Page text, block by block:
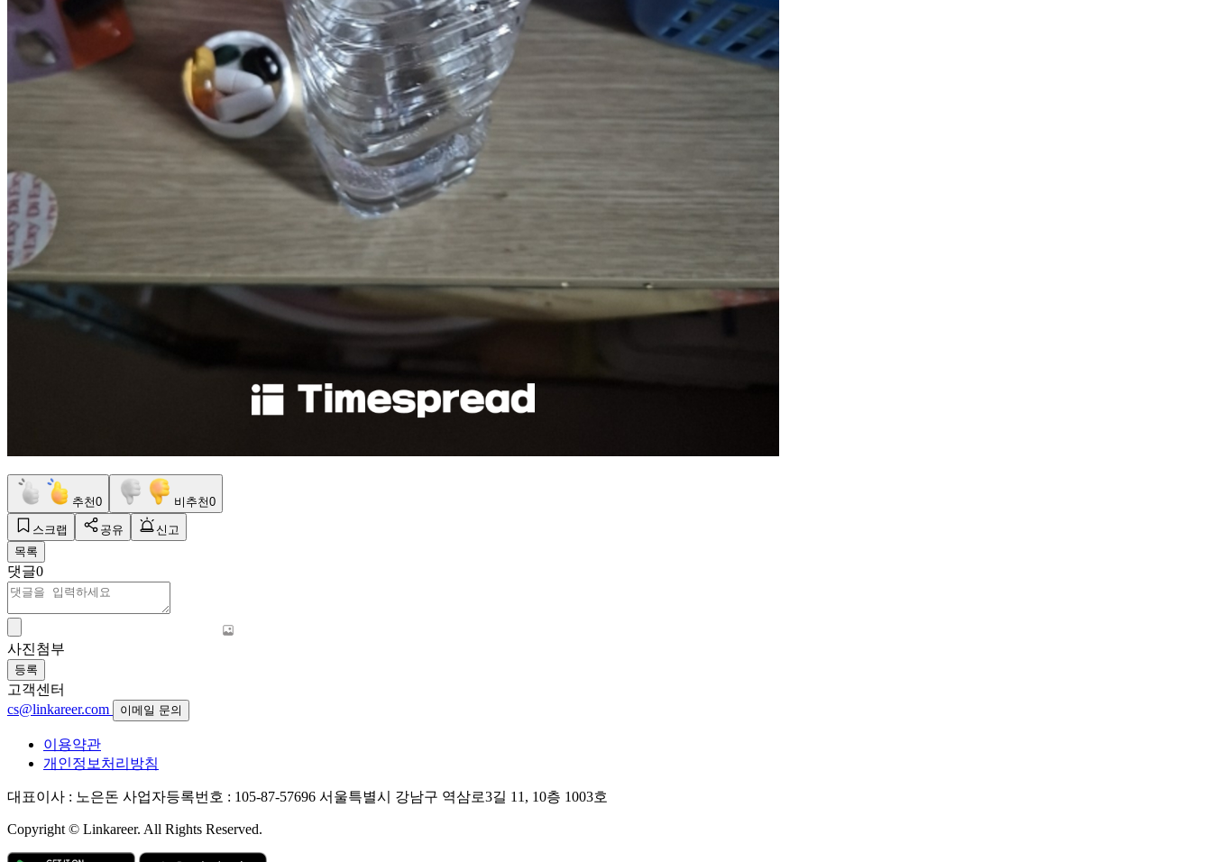
추천0 비추천0
스크랩 공유
신고
목록
댓글0
사진첨부
등록
고객센터
cs@linkareer.com
이메일 문의
이용약관
개인정보처리방침
대표이사 : 노은돈 사업자등록번호 : 105-87-57696 서울특별시 강남구 역삼로3길 11, 10층 1003호
Copyright © Linkareer. All Rights Reserved.